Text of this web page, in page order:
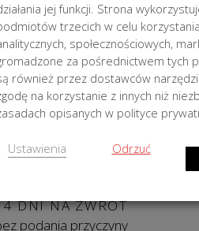
Moss 115x40x40cm
2 190,00złPierwotna
cena
wynosiła:
2
190,00 zł.
1 290,00złAktualna
cena
wynosi:
1
290,00 zł.
cena w ciągu 30 dni:1
290,00 zł.
DNI NA ZWROT
podania przyczyny
jej funkcji. Strona
trzecich w celu
społecznościowych,
za pośrednictwem tych
również przez dostawców
na korzystanie z innych niż
opisanych w polityce
Ustawienia Odrzuć